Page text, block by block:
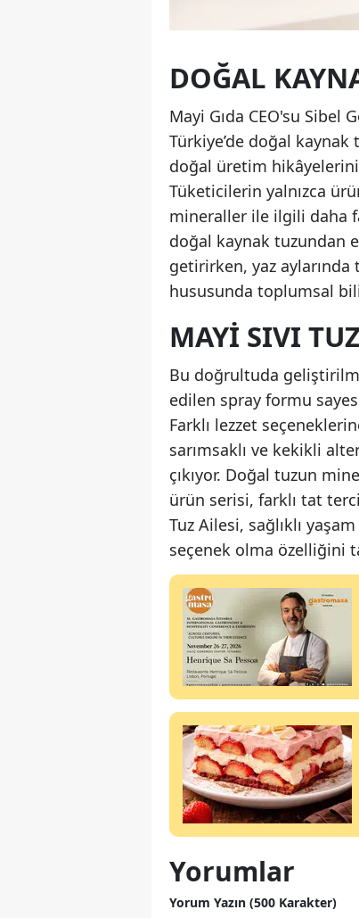
DOĞAL
Mayi Gıda CEO'su Sibel
Türkiye’de doğal
doğal üretim
Tüketicilerin yalnızca
mineraller ile ilgili daha
doğal kaynak tuzundan
getirirken, yaz aylarında
hususunda toplumsal
MAYI SIVI
Bu doğrultuda
edilen spray formu
Farklı lezzet
sarımsaklı ve kekikli
çıkıyor. Doğal tuzun
ürün serisi, farklı tat
Tuz Ailesi, sağlıklı
seçenek olma özelliğini
Yorumlar
Yorum Yazın (500 Karakter)